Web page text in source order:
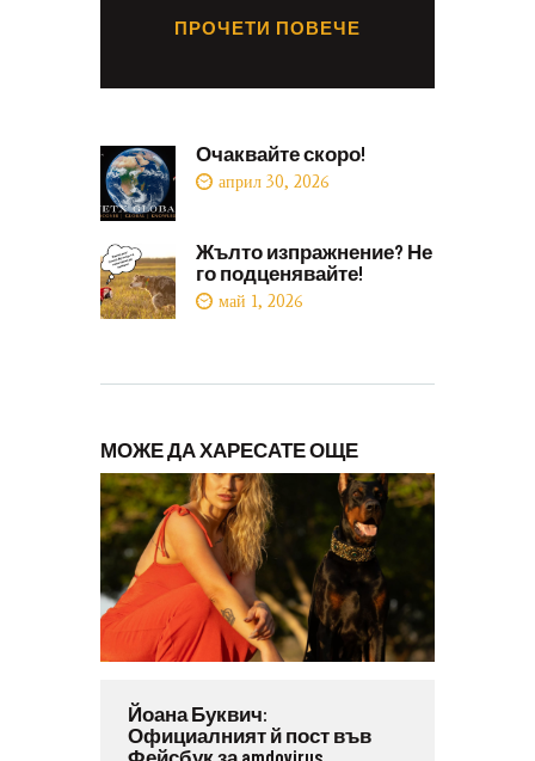
ПРОЧЕТИ ПОВЕЧЕ
Очаквайте скоро!
април 30, 2026
Жълто изпражнение? Не
го подценявайте!
май 1, 2026
МОЖЕ ДА ХАРЕСАТЕ ОЩЕ
Йоана Буквич:
Официалният й пост във